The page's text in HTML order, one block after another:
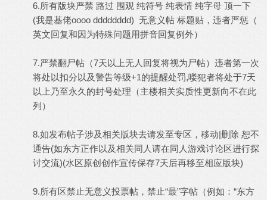
6.所有版块严禁 路过 围观 纯符号 纯表情 纯字母 顶一下
(我是基佬oooo dddddddd) 无意义帖 标题贴，违者严惩（
英文回复和因为特殊问题用拼音回复例外）
7.严禁翻尸帖（7天以上无人回复将视为尸帖）违者第一次
将处以扣分以及警告等级+1的提醒处罚,喽犯者将处于7天
以上乃至永久的封号处理（主楼相关实质性更新向不在此
列）
8.如发布帖子涉及相关版块去请发至专区，移动|删除 恕不
通告(如东方正作以及相关同人请在同人游戏讨论区进行探
讨交流)(水区原创创作宣传保存7天后再移至相应版块)
9.所有区禁止无意义投票帖，禁止“最”字帖（例如：“东方